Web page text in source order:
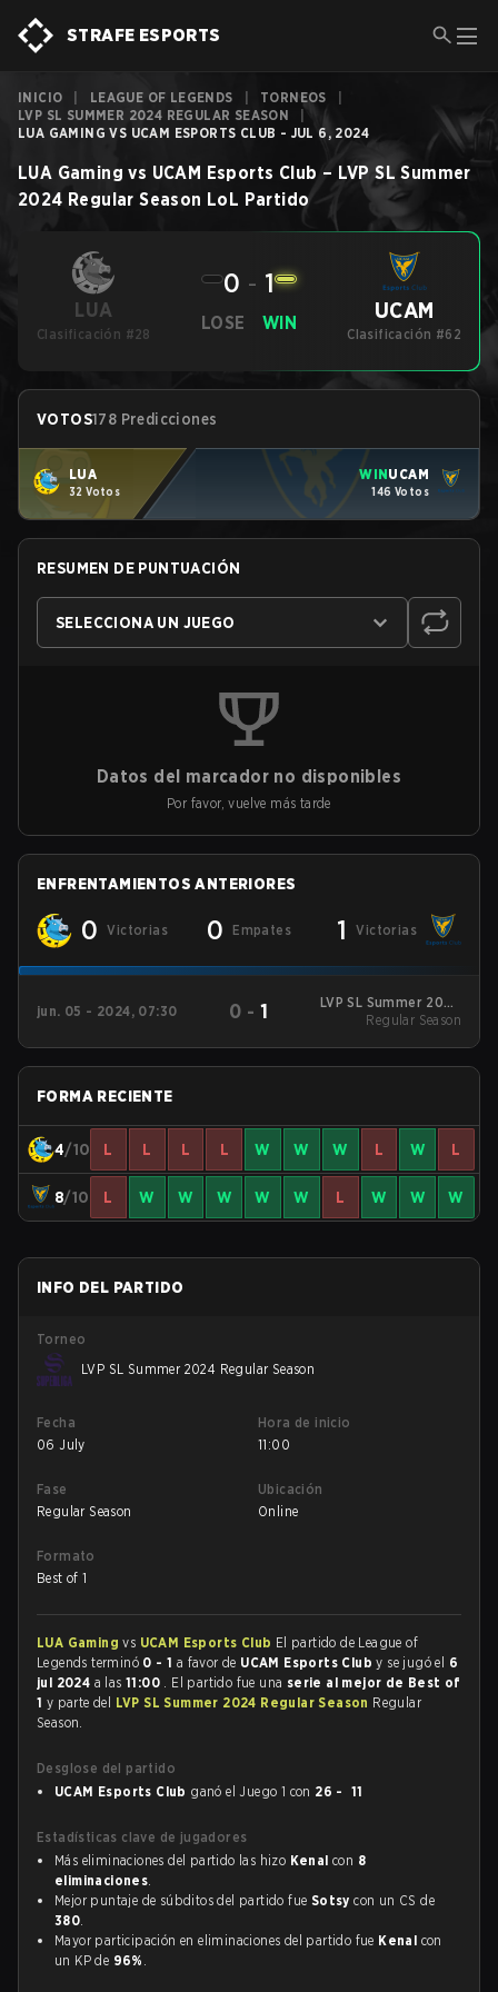
STRAFE ESPORTS
INICIO LEAGUE OF LEGENDS TORNEOS
LVP SL SUMMER 2024 REGULAR SEASON
LUA GAMING VS UCAM ESPORTS CLUB - JUL 6, 2024
LUA Gaming vs UCAM Esports Club – LVP SL Summer
2024 Regular Season LoL Partido
LUA
Clasificación #28
LOSE
0 - 1
WIN UCAM
Clasificación #62
VOTOS178 Predicciones
LUA
32 Votos
WINUCAM
146 Votos
RESUMEN DE PUNTUACIÓN
SELECCIONA UN JUEGO
Datos del marcador no disponibles
Por favor, vuelve más tarde
ENFRENTAMIENTOS ANTERIORES
0 Victorias 0 Empates 1 Victorias
jun. 05 - 2024, 07:30 0 -1
LVP SL Summer 2024
Regular Season
Regular Season
FORMA RECIENTE
4/10 L L L L W W W L W L
8/10 L W W W W W L W W W
INFO DEL PARTIDO
Torneo
LVP SL Summer 2024 Regular Season
Fecha
06 July
Hora de inicio
11:00
Fase
Regular Season
Ubicación
Online
Formato
Best of 1
LUA Gamingvs UCAM Esports Club El partido de League of
Legends terminó 0 - 1 a favor de UCAM Esports Cluby se jugó el 6
jul 2024 a las11:00 . El partido fue una serie al mejor de Best of
1 y parte del LVP SL Summer 2024 Regular Season Regular
Season.
Desglose del partido
UCAM Esports Club ganó el Juego 1 con 26 - 11
Estadísticas clave de jugadores
Más eliminaciones del partido las hizo Kenal con 8
eliminaciones.
Mejor puntaje de súbditos del partido fue Sotsy con un CS de
380.
Mayor participación en eliminaciones del partido fue Kenal con
un KP de 96% .